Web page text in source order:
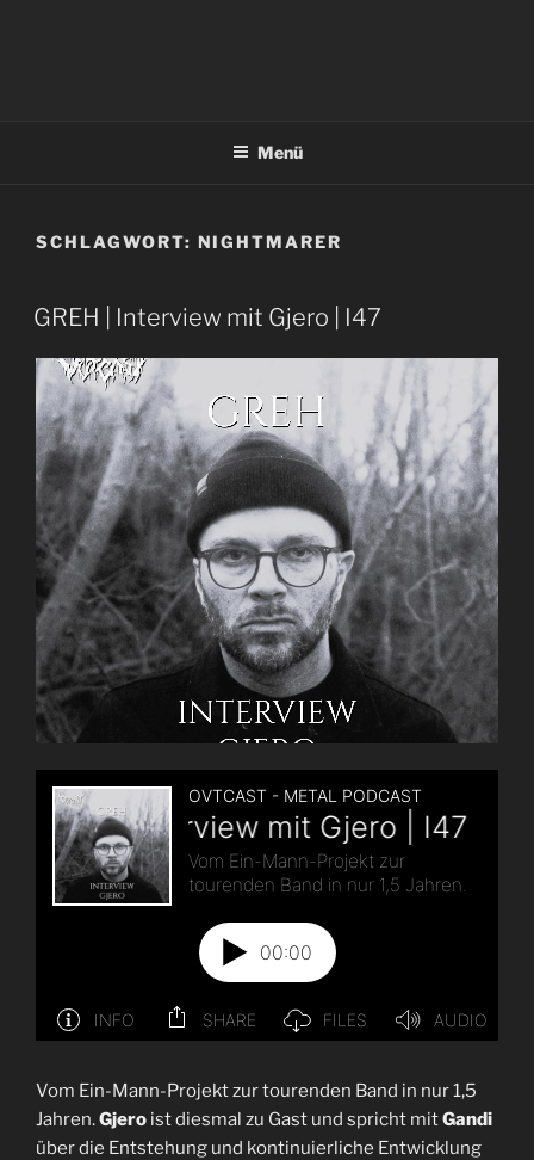
Menü
SCHLAGWORT: NIGHTMARER
GREH | Interview mit Gjero | I47
Vom Ein-Mann-Projekt zur tourenden Band in nur 1,5
Jahren.Gjero ist diesmal zu Gast und spricht mitGandi
über die Entstehung und kontinuierliche Entwicklung